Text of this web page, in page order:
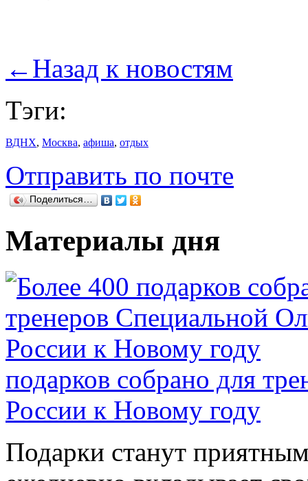
← Назад к новостям
Тэги:
ВДНХ, Москва, афиша, отдых
Отправить по почте
Поделиться…
Материалы дня
подарков собрано для
России к Новому году
Подарки станут